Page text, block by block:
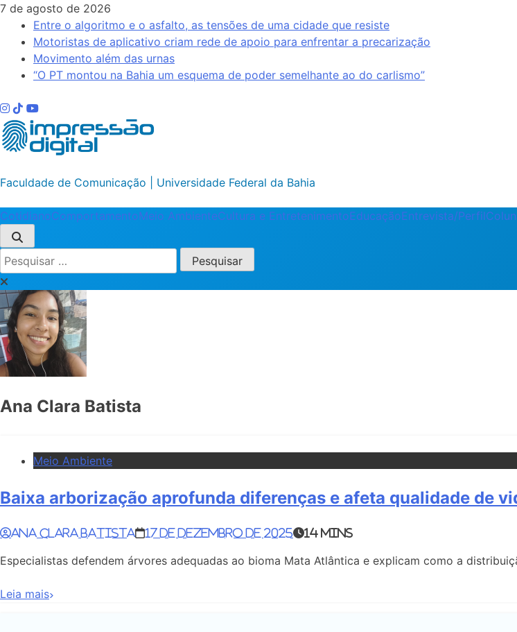
Skip
content
7 de agosto de 2026
Entre o algoritmo e o asfalto, as tensões de uma cidade que resiste
Motoristas de aplicativo criam rede de apoio para enfrentar a precarização
Movimento além das urnas
“O PT montou na Bahia um esquema de poder semelhante ao do carlismo”
Impressão Digital
Faculdade de Comunicação | Universidade Federal da Bahia
CotidianoComportamentoMeio AmbienteCultura e EntretenimentoEducaçãoEntrevista/Perfil
Pesquisar
por:
Ana Clara Batista
Meio Ambiente
Baixa arborização aprofunda diferenças e afeta qualidade de
Ana Clara Batista 17 de dezembro de 2025 14 mins
Especialistas defendem árvores adequadas ao bioma Mata Atlântica e explicam como a
Leia mais